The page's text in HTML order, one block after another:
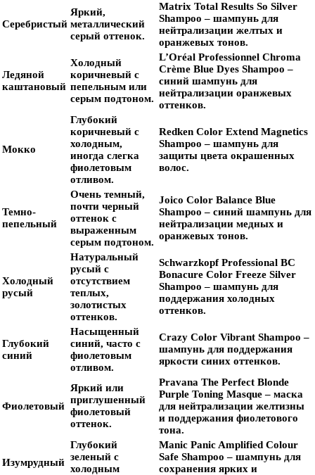
Серебристый
Яркий,
металлический
серый оттенок.
Matrix Total Results So Silver
Shampoo – шампунь для
нейтрализации желтых и
оранжевых тонов.
Ледяной
каштановый
Холодный
коричневый с
пепельным или
серым подтоном.
L’Oréal Professionnel Chroma
Crème Blue Dyes Shampoo –
синий шампунь для
нейтрализации оранжевых
оттенков.
Мокко
Глубокий
коричневый с
холодным,
иногда слегка
фиолетовым
отливом.
Redken Color Extend Magnetics
Shampoo – шампунь для
защиты цвета окрашенных
волос.
Темно-
пепельный
Очень темный,
почти черный
оттенок с
выраженным
серым подтоном.
Joico Color Balance Blue
Shampoo – синий шампунь для
нейтрализации медных и
оранжевых тонов.
Холодный
русый
Натуральный
русый с
отсутствием
теплых,
золотистых
оттенков.
Schwarzkopf Professional BC
Bonacure Color Freeze Silver
Shampoo – шампунь для
поддержания холодных
оттенков.
Глубокий
синий
Насыщенный
синий, часто с
фиолетовым
отливом.
Crazy Color Vibrant Shampoo –
шампунь для поддержания
яркости синих оттенков.
Фиолетовый
Яркий или
приглушенный
фиолетовый
оттенок.
Pravana The Perfect Blonde
Purple Toning Masque– маска
для нейтрализации желтизны
и поддержания фиолетового
тона.
Изумрудный
Глубокий
зеленый с
холодным
Manic Panic Amplified Colour
Safe Shampoo – шампунь для
сохранения ярких и